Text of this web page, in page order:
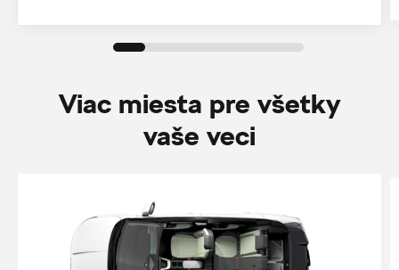
Viac miesta pre všetky
vaše veci